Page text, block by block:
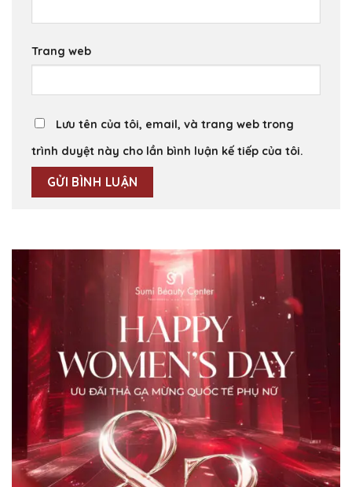
Trang web
Lưu tên của tôi, email, và trang web trong
trình duyệt này cho lần bình luận kế tiếp của tôi.